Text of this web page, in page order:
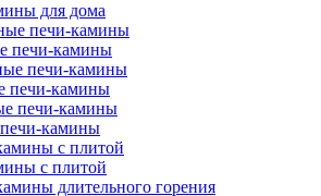
для дома
печи-камины
печи-камины
камины
с плитой